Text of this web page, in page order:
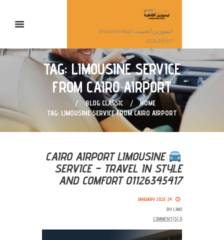
ليموزين ايجيبت limousine egypt
01126345417
TAG: LIMOUSINE SERVICE
FROM CAIRO AIRPORT
HOME
BLOG CLASSIC
TAG: LIMOUSINE SERVICE FROM CAIRO AIRPORT
CAIRO AIRPORT LIMOUSINE
SERVICE – TRAVEL IN STYLE
AND COMFORT 01126345417
24 JANUARY 2025
BY LIMO
0